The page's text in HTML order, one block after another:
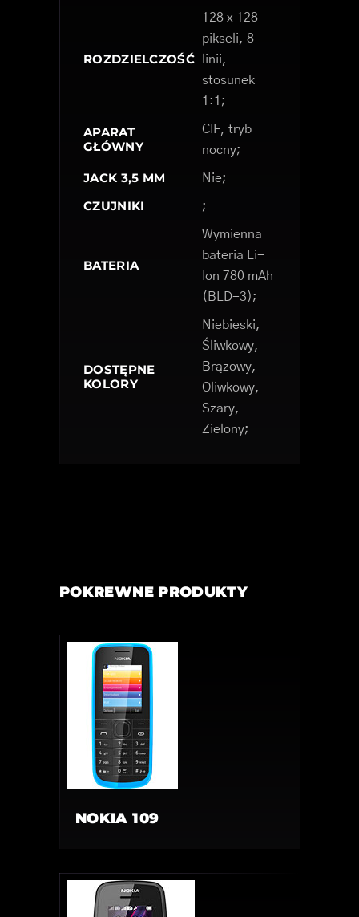
ROZDZIELCZOŚĆ
128 x 128
pikseli, 8
linii,
stosunek
1:1;
APARAT
GŁÓWNY
CIF, tryb
nocny;
JACK 3,5 MM Nie;
CZUJNIKI ;
BATERIA
Wymienna
bateria Li-
Ion 780 mAh
(BLD-3);
DOSTĘPNE
KOLORY
Niebieski,
Śliwkowy,
Brązowy,
Oliwkowy,
Szary,
Zielony;
POKREWNE PRODUKTY
NOKIA 109